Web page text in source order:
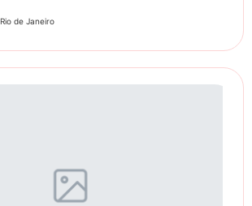
Rio de Janeiro